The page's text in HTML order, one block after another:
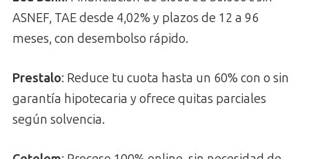
ASNEF, TAE desde 4,02% y plazos de 12 a 96
meses, con desembolso rápido.
Prestalo: Reduce tu cuota hasta un 60% con o sin
garantía hipotecaria y ofrece quitas parciales
según solvencia.